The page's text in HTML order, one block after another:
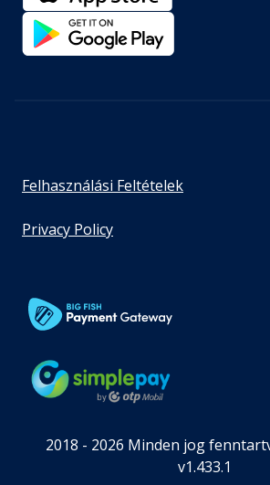
Felhasználási Feltételek
Privacy Policy
2018 - 2026 Minden jog
v1.433.1